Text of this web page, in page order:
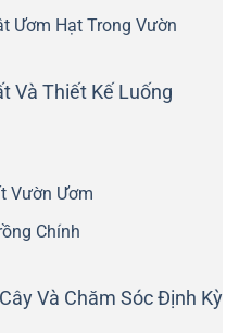
Ươm Hạt Trong Vườn
Và Thiết Kế Luống
Vườn Ươm
Chính
Và Chăm Sóc Định Kỳ